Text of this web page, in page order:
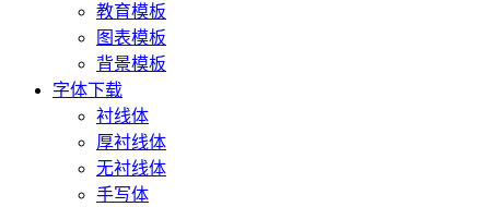
教育模板
图表模板
背景模板
字体下载
衬线体
厚衬线体
无衬线体
手写体